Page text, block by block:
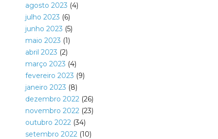
agosto 2023 (4)
julho 2023 (6)
junho 2023 (5)
maio 2023 (1)
abril 2023 (2)
março 2023 (4)
fevereiro 2023 (9)
janeiro 2023 (8)
dezembro 2022(26)
novembro 2022(23)
outubro 2022(34)
setembro 2022(10)